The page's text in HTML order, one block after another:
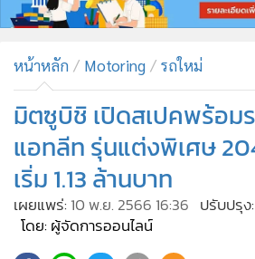
• ภูมิภาค
• บันเทิง
• ผู้จัดการรายวัน
• คอลัมนิสต์
• ละคร
• CbizReview
• Cyber BIZ
หน้าหลัก Motoring รถใหม่
มิตซูบิชิ เปิดสเปคพร้อม
แอทลีท รุ่นแต่งพิเศษ
เริ่ม 1.13 ล้านบาท
เผยแพร่: 10 พ.ย. 2566 16:36 ปรับปรุง:
โดย: ผู้จัดการออนไลน์